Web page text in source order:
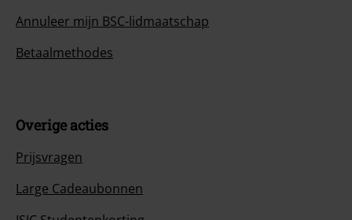
Annuleer mijn BSC-lidmaatschap
Betaalmethodes
Overige acties
Prijsvragen
Large Cadeaubonnen